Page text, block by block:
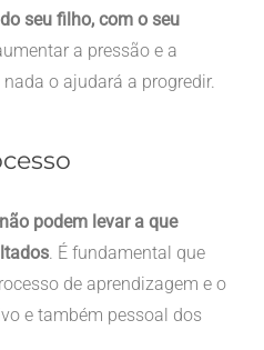
seu filho, com o seu
a pressão e a
o ajudará a progredir.
podem levar a que
. É fundamental que
de aprendizagem e o
e também pessoal dos